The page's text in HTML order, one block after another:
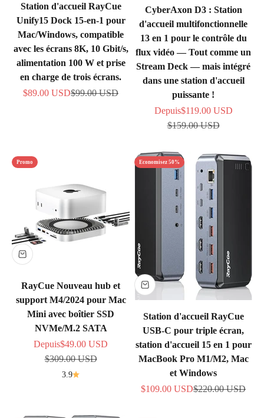
Station d'accueil RayCue
Unify15 Dock 15-en-1 pour
Mac/Windows, compatible
avec les écrans 8K, 10 Gbit/s,
alimentation 100 W et prise
en charge de trois écrans.
Prix de vente
$89.00 USDPrix normal
$99.00 USD
CyberAxon D3 : Station
d'accueil multifonctionnelle
13 en 1 pour le contrôle du
flux vidéo — Tout comme un
Stream Deck — mais intégré
dans une station d'accueil
puissante !
Prix de vente
Depuis$119.00 USD
Prix normal
$159.00 USD
Promo
RayCue Nouveau hub et
support M4/2024 pour Mac
Mini avec boîtier SSD
NVMe/M.2 SATA
Prix de vente
Depuis$49.00 USD
Prix normal
$309.00 USD
3.9
Economisez 50%
Station d'accueil RayCue
USB-C pour triple écran,
station d'accueil 15 en 1 pour
MacBook Pro M1/M2, Mac
et Windows
Prix de vente
$109.00 USDPrix normal
$220.00 USD